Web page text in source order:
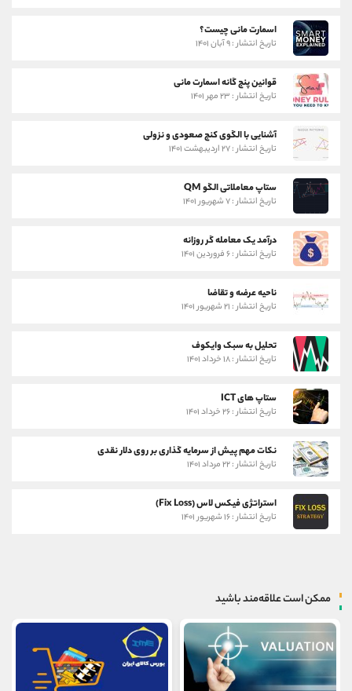
اسمارت مانی چیست؟
تاریخ انتشار : ۹ آبان ۱۴۰۱
قوانین پنج گانه اسمارت مانی
تاریخ انتشار : ۲۳ مهر ۱۴۰۱
آشنایی با الگوی کنج صعودی و نزولی
تاریخ انتشار : ۲۷ اردیبهشت ۱۴۰۱
ستاپ معاملاتی الگو QM
تاریخ انتشار : ۷ شهریور ۱۴۰۱
درآمد یک معامله گر روزانه
تاریخ انتشار : ۶ فروردین ۱۴۰۱
ناحیه عرضه و تقاضا
تاریخ انتشار : ۲۱ شهریور ۱۴۰۱
تحلیل به سبک وایکوف
تاریخ انتشار : ۱۸ خرداد ۱۴۰۱
ستاپ های ICT
تاریخ انتشار : ۲۶ خرداد ۱۴۰۱
نکات مهم پیش از سرمایه گذاری بر روی دلار نقدی
تاریخ انتشار : ۲۲ مرداد ۱۴۰۱
استراتژی فیکس لاس (Fix Loss)
تاریخ انتشار : ۱۶ شهریور ۱۴۰۱
ممکن است علاقه‌مند باشید